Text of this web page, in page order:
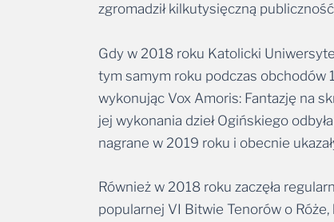
zgromadził kilkutysięczną
Gdy w 2018 roku Katolicki
tym samym roku podczas obchodów
wykonując Vox Amoris: Fantazję na
jej wykonania dzieł Ogińskiego
nagrane w 2019 roku i obecnie
Również w 2018 roku zaczęła
popularnej VI Bitwie Tenorów o